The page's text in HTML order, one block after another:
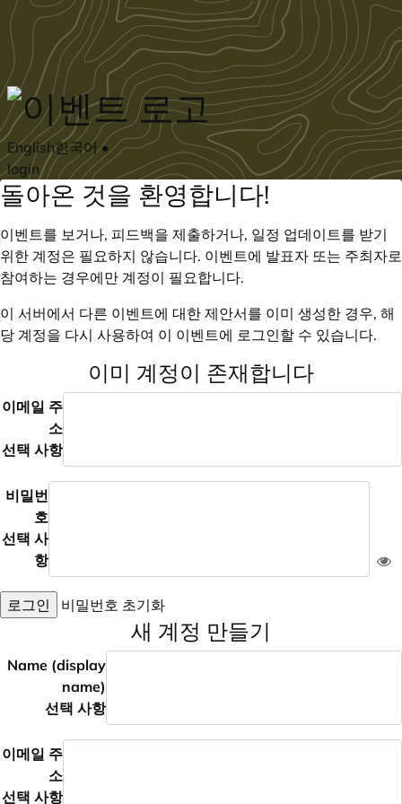
Skip to main content
English한국어•
login
돌아온 것을 환영합니다!
이벤트를 보거나, 피드백을 제출하거나, 일정 업데이트를 받기
위한 계정은 필요하지 않습니다. 이벤트에 발표자 또는 주최자로
참여하는 경우에만 계정이 필요합니다.
이 서버에서 다른 이벤트에 대한 제안서를 이미 생성한 경우, 해
당 계정을 다시 사용하여 이 이벤트에 로그인할 수 있습니다.
이미 계정이 존재합니다
이메일 주
소
선택 사항
비밀번
호
선택 사
항
로그인 비밀번호 초기화
새 계정 만들기
Name (display
name)
선택 사항
이메일 주
소
선택 사항